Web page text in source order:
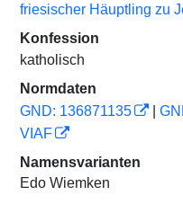
friesischer Häuptling zu
Konfession
katholisch
Normdaten
GND: 136871135
VIAF
Namensvarianten
Edo Wiemken